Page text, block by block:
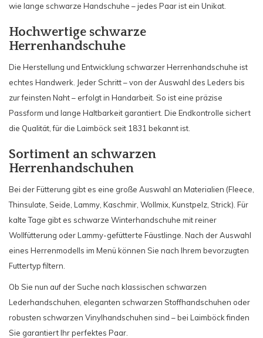
wie lange schwarze Handschuhe – jedes Paar ist ein Unikat.
Hochwertige schwarze
Herrenhandschuhe
Die Herstellung und Entwicklung schwarzer Herrenhandschuhe ist
echtes Handwerk. Jeder Schritt – von der Auswahl des Leders bis
zur feinsten Naht – erfolgt in Handarbeit. So ist eine präzise
Passform und lange Haltbarkeit garantiert. Die Endkontrolle sichert
die Qualität, für die Laimböck seit 1831 bekannt ist.
Sortiment an schwarzen
Herrenhandschuhen
Bei der Fütterung gibt es eine große Auswahl an Materialien (Fleece,
Thinsulate, Seide, Lammy, Kaschmir, Wollmix, Kunstpelz, Strick). Für
kalte Tage gibt es schwarze Winterhandschuhe mit reiner
Wollfütterung oder Lammy-gefütterte Fäustlinge. Nach der Auswahl
eines Herrenmodells im Menü können Sie nach Ihrem bevorzugten
Futtertyp filtern.
Ob Sie nun auf der Suche nach klassischen schwarzen
Lederhandschuhen, eleganten schwarzen Stoffhandschuhen oder
robusten schwarzen Vinylhandschuhen sind – bei Laimböck finden
Sie garantiert Ihr perfektes Paar.